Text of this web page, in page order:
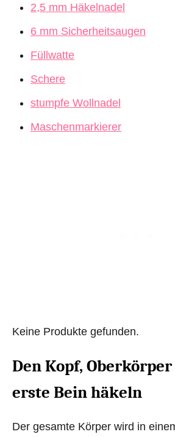
2,5 mm Häkelnadel
6 mm Sicherheitsaugen
Füllwatte
Schere
stumpfe Wollnadel
Maschenmarkierer
Keine Produkte gefunden.
Den Kopf,
erste Bein häkeln
Der gesamte Körper wird in